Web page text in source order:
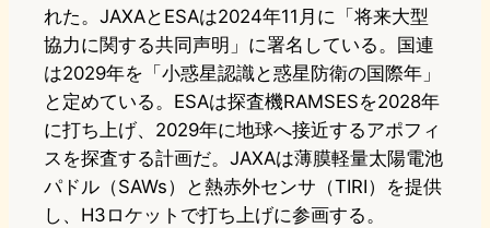
れた。JAXAとESAは2024年11月に「将来大型
協力に関する共同声明」に署名している。国連
は2029年を「小惑星認識と惑星防衛の国際年」
と定めている。ESAは探査機RAMSESを2028年
に打ち上げ、2029年に地球へ接近するアポフィ
スを探査する計画だ。JAXAは薄膜軽量太陽電池
パドル（SAWs）と熱赤外センサ（TIRI）を提供
し、H3ロケットで打ち上げに参画する。